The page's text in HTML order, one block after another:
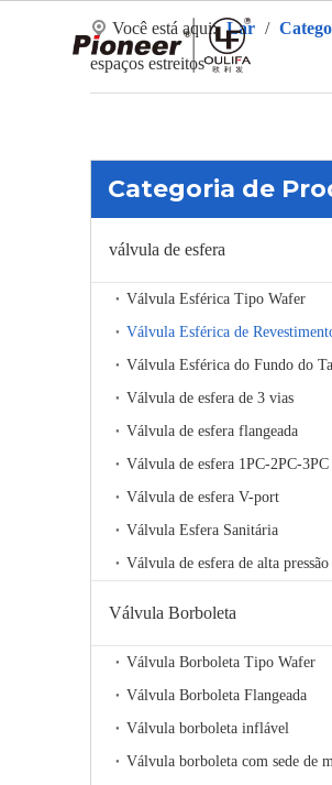
Você está aqui: Lar /
espaços estreitos
Categoria de
válvula de esfera
Válvula Esférica Tipo Wafer
Válvula Esférica do Fundo do
Válvula de esfera de 3 vias
Válvula de esfera flangeada
Válvula de esfera 1PC-2PC-3PC
Válvula de esfera V-port
Válvula Esfera Sanitária
Válvula de esfera de alta pressão
Válvula Borboleta
Válvula Borboleta Tipo Wafer
Válvula Borboleta Flangeada
Válvula borboleta inflável
Válvula borboleta com sede de